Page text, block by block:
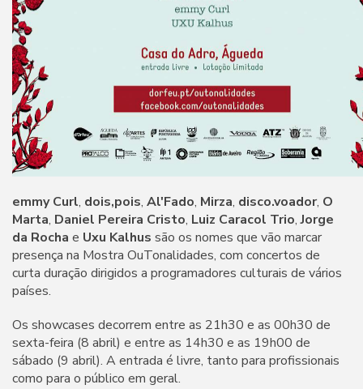
emmy Curl, dois,pois, Al'Fado, Mirza, disco.voador, O
Marta, Daniel Pereira Cristo, Luiz Caracol Trio,Jorge
da Rocha e Uxu Kalhus são os nomes que vão marcar
presença na Mostra OuTonalidades, com concertos de
curta duração dirigidos a programadores culturais de vários
países.
Os showcases decorrem entre as 21h30 e as 00h30 de
sexta-feira (8 abril) e entre as 14h30 e as 19h00 de
sábado (9 abril). A entrada é livre, tanto para profissionais
como para o público em geral.